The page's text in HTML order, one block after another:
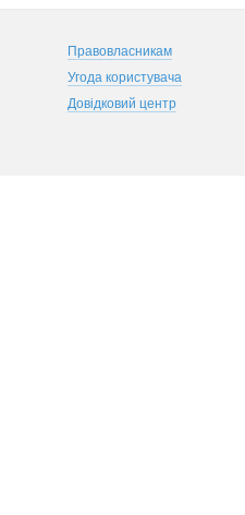
Правовласникам
Угода користувача
Довідковий центр